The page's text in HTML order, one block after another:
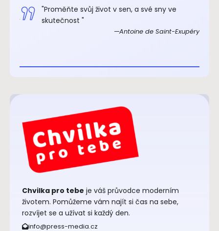
"Proměňte svůj život v sen, a své sny ve
skutečnost "
Antoine de Saint-Exupéry
Chvilka pro tebe je váš průvodce moderním
životem. Pomůžeme vám najít si čas na sebe,
rozvíjet se a užívat si každý den.
info@press-media.cz